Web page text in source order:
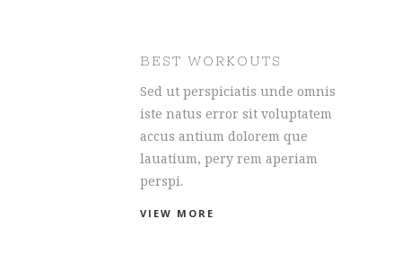
BEST WORKOUTS
Sed ut perspiciatis unde omnis
iste natus error sit voluptatem
accus antium dolorem que
lauatium, pery rem aperiam
perspi.
VIEW MORE